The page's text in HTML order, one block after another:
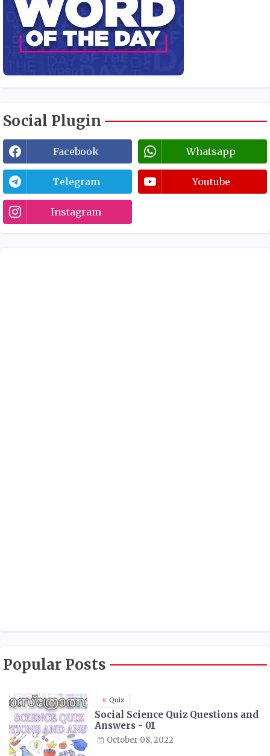
Social Plugin
Facebook Whatsapp
Telegram Youtube
Instagram
Popular Posts
Quiz
Social Science Quiz Questions and
Answers - 01
October 08, 2022